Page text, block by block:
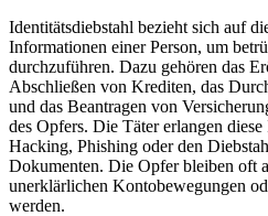
Identitätsdiebstahl bezieht sich auf
Informationen einer Person, ⁣um‍
durchzuführen. Dazu gehören das
Abschließen von Krediten,⁢ das
und das Beantragen von
des Opfers. ‍Die Täter erlangen
Hacking, Phishing oder den
Dokumenten. Die ‍Opfer bleiben oft‍
unerklärlichen Kontobewegungen
werden.